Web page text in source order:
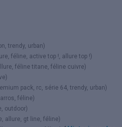
trendy, urban)
féline, active top !, allure top !)
féline titane, féline cuivre)
pack, rc, série 64, trendy, urban)
féline)
outdoor)
allure, gt line, féline)